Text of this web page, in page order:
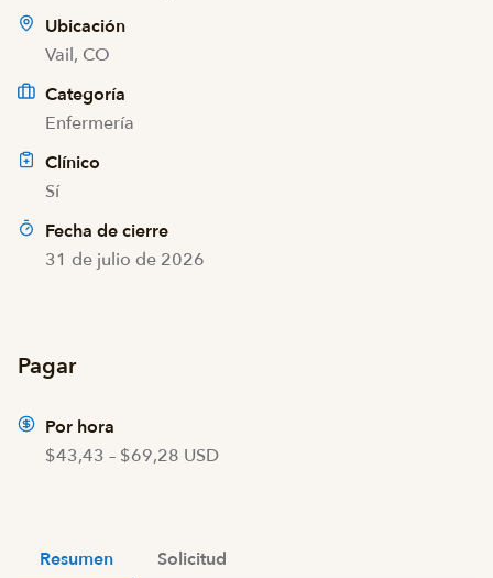
Ubicación
Vail, CO
Categoría
Enfermería
Clínico
Sí
Fecha de cierre
31 de julio de 2026
Pagar
Por hora
$43,43 – $69,28 USD
Resumen Solicitud